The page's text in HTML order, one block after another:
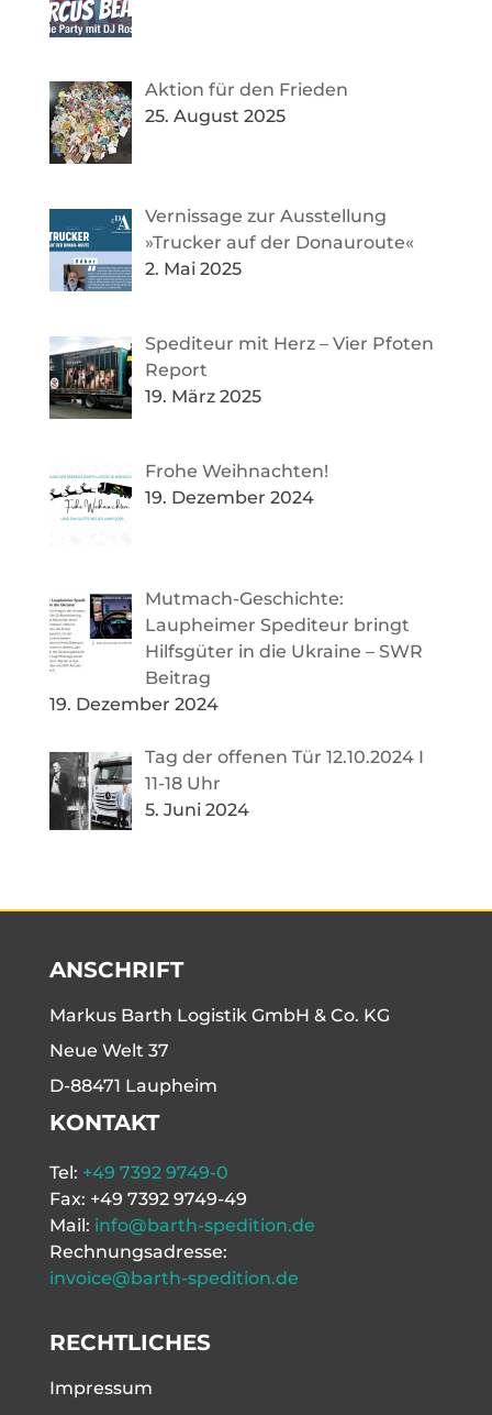
Aktion für den Frieden
25. August 2025
Vernissage zur Ausstellung
»Trucker auf der Donauroute«
2. Mai 2025
Spediteur mit Herz – Vier Pfoten
Report
19. März 2025
Frohe Weihnachten!
19. Dezember 2024
Mutmach-Geschichte:
Laupheimer Spediteur bringt
Hilfsgüter in die Ukraine – SWR
Beitrag
19. Dezember 2024
Tag der offenen Tür 12.10.2024 I
11-18 Uhr
5. Juni 2024
ANSCHRIFT
Markus Barth Logistik GmbH & Co. KG
Neue Welt 37
D-88471 Laupheim
KONTAKT
Tel: +49 7392 9749-0
Fax: +49 7392 9749-49
Mail: info@barth-spedition.de
Rechnungsadresse:
invoice@barth-spedition.de
RECHTLICHES
Impressum